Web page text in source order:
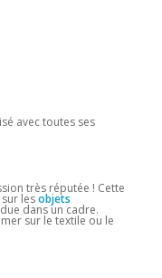
avec toutes ses
très réputée ! Cette
lesobjets
dans un cadre.
sur le textile ou le